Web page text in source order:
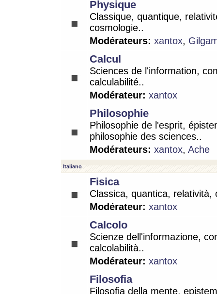
Physique
Classique, quantique,
cosmologie..
Modérateurs: xantox,
Calcul
Sciences de l'information,
calculabilité..
Modérateur: xantox
Philosophie
Philosophie de l'esprit,
philosophie des sciences..
Modérateurs: xantox, Ache
Italiano
Fisica
Classica, quantica, relatività,
Modérateur: xantox
Calcolo
Scienze dell'informazione,
calcolabilità..
Modérateur: xantox
Filosofia
Filosofia della mente,